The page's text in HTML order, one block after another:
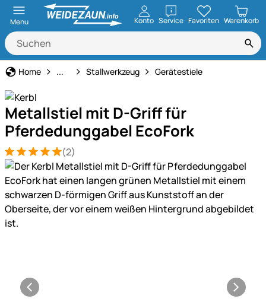
Menu Konto ServiceöffnenFavoriten Warenkorb
Home Haus und Hof
... Stallwerkzeug Gerätestiele
Metallstiel mit D-Griff für
Pferdedunggabel EcoFork
Bewertung: 5 von 5 (2 Bewertungen)
2 Bewertungen
(2)
Produktgalerie